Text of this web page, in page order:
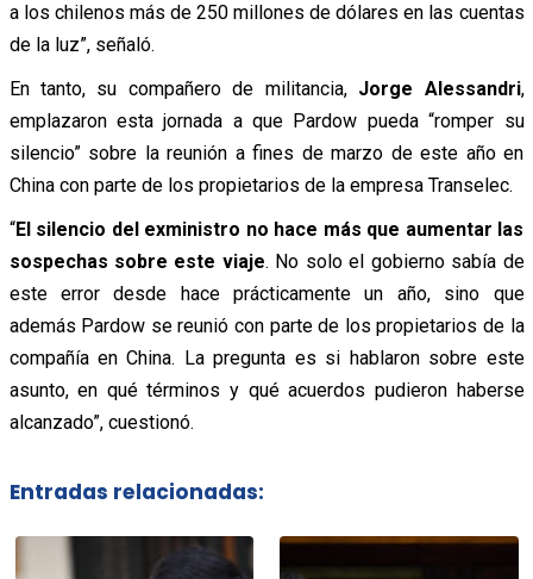
a los chilenos más de 250 millones de dólares en las cuentas
de la luz”, señaló.
En tanto, su compañero de militancia,Jorge Alessandri,
emplazaron esta jornada a que Pardow pueda “romper su
silencio” sobre la reunión a fines de marzo de este año en
China con parte de los propietarios de la empresa Transelec.
“El silencio del exministro no hace más que aumentar las
sospechas sobre este viaje. No solo el gobierno sabía de
este error desde hace prácticamente un año, sino que
además Pardow se reunió con parte de los propietarios de la
compañía en China. La pregunta es si hablaron sobre este
asunto, en qué términos y qué acuerdos pudieron haberse
alcanzado”, cuestionó.
Entradas relacionadas: